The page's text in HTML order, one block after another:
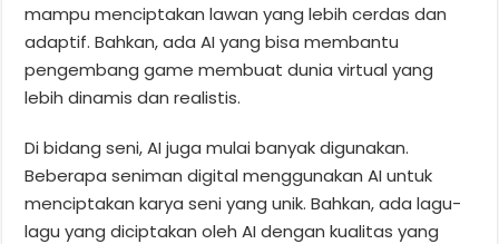
mampu menciptakan lawan yang lebih cerdas dan
adaptif. Bahkan, ada AI yang bisa membantu
pengembang game membuat dunia virtual yang
lebih dinamis dan realistis.
Di bidang seni, AI juga mulai banyak digunakan.
Beberapa seniman digital menggunakan AI untuk
menciptakan karya seni yang unik. Bahkan, ada lagu-
lagu yang diciptakan oleh AI dengan kualitas yang